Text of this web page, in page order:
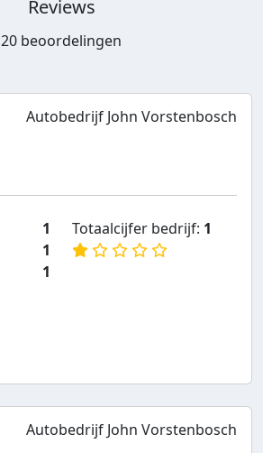
Reviews
20 beoordelingen
Autobedrijf John Vorstenbosch
1
1
1
Totaalcijfer bedrijf: 1
Autobedrijf John Vorstenbosch